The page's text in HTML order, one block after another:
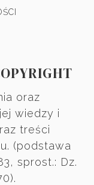
oraz
wiedzy i
treści
(podstawa
sprost.: Dz.